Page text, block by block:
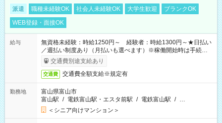
派遣 職種未経験OK 社会人未経験OK 大学生歓迎
ブランクOK
WEB登録・面接OK
給与
無資格未経験：時給1250円～ 経験者：時給1300円～★日払い
／週払い制度あり（月払いも選べます）※稼働開始時は手続き完
了次第のお支払いとなります。
交通費別途支給あり
交通費 交通費全額支給※規定有
勤務地
富山県富山市
富山駅 / 電鉄富山駅・エスタ前駅 / 電鉄富山駅 / …
＜シニア向けマンション＞